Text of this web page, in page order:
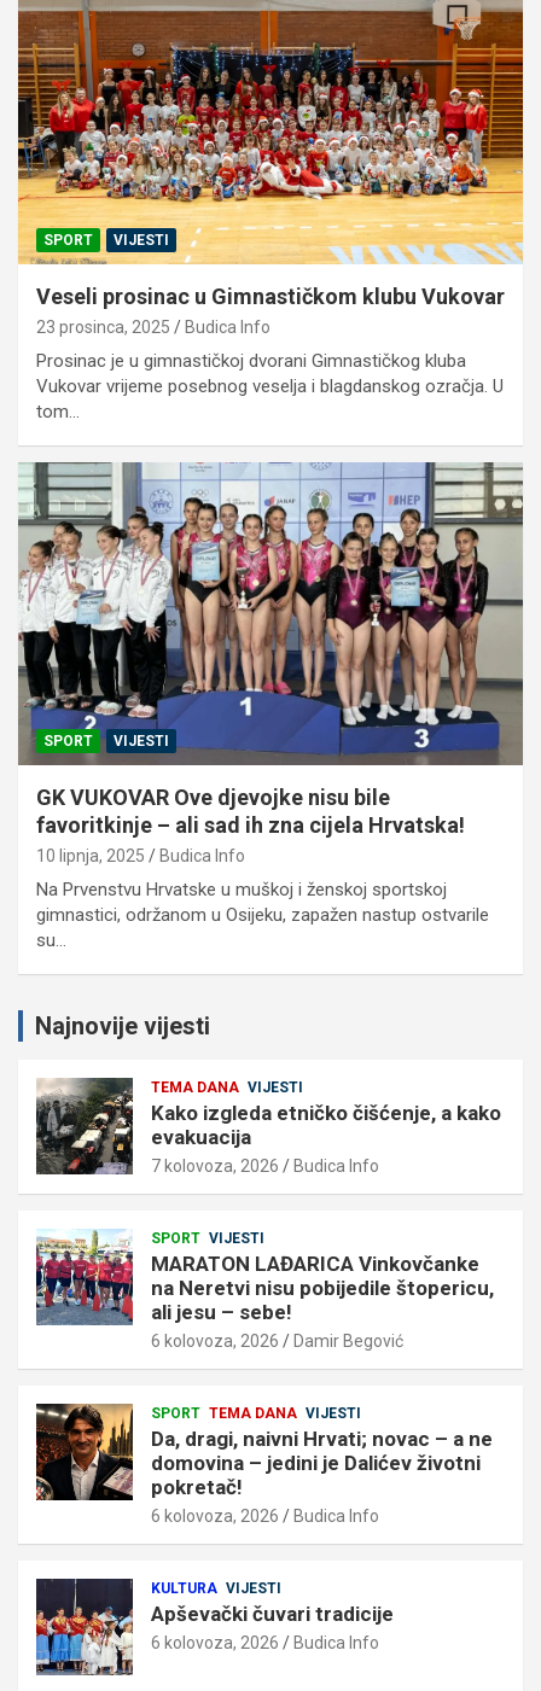
SPORT VIJESTI
Veseli prosinac u Gimnastičkom klubu Vukovar
23 prosinca, 2025 Budica Info
Prosinac je u gimnastičkoj dvorani Gimnastičkog kluba
Vukovar vrijeme posebnog veselja i blagdanskog ozračja. U
tom…
SPORT VIJESTI
GK VUKOVAR Ove djevojke nisu bile
favoritkinje – ali sad ih zna cijela Hrvatska!
10 lipnja, 2025 Budica Info
Na Prvenstvu Hrvatske u muškoj i ženskoj sportskoj
gimnastici, održanom u Osijeku, zapažen nastup ostvarile
su…
Najnovije vijesti
TEMA DANA VIJESTI
Kako izgleda etničko čišćenje, a kako
evakuacija
7 kolovoza, 2026 Budica Info
SPORT VIJESTI
MARATON LAĐARICA Vinkovčanke
na Neretvi nisu pobijedile štopericu,
ali jesu – sebe!
6 kolovoza, 2026 Damir Begović
SPORT TEMA DANA VIJESTI
Da, dragi, naivni Hrvati; novac – a ne
domovina – jedini je Dalićev životni
pokretač!
6 kolovoza, 2026 Budica Info
KULTURA VIJESTI
Apševački čuvari tradicije
6 kolovoza, 2026 Budica Info